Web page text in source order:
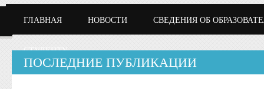
ГЛАВНАЯ НОВОСТИ СВЕДЕНИЯ ОБ
СТУДЕНТУ
ПОСЛЕДНИЕ ПУБЛИКАЦИИ